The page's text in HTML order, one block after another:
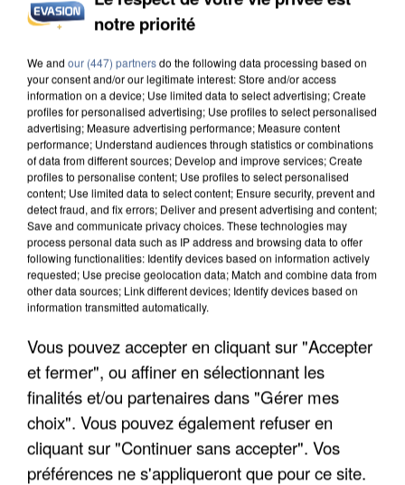
INCENDIES : L’ÎLE-DE-FRANCE LANCE UN ÉLAN
APRÈS TOUTES CES CANICULES, LES REFUGES
DE FAUNE SAUVAGE SONT...
notre priorité
We and our (447) partnersdo the following data processing based on
your consent and/or our legitimate interest: Store and/or access
information on a device; Use limited data to select advertising; Create
profiles for personalised advertising; Use profiles to select personalised
advertising; Measure advertising performance; Measure content
performance; Understand audiences through statistics or combinations
of data from different sources; Develop and improve services; Create
profiles to personalise content; Use profiles to select personalised
content; Use limited data to select content; Ensure security, prevent and
detect fraud, and fix errors; Deliver and present advertising and content;
Save and communicate privacy choices. These technologies may
process personal data such as IP address and browsing data to offer
following functionalities: Identify devices based on information actively
requested; Use precise geolocation data; Match and combine data from
other data sources; Link different devices; Identify devices based on
information transmitted automatically.
Vous pouvez accepter en cliquant sur "Accepter
et fermer", ou affiner en sélectionnant les
finalités et/ou partenaires dans "Gérer mes
choix". Vous pouvez également refuser en
cliquant sur "Continuer sans accepter". Vos
préférences ne s'appliqueront que pour ce site.